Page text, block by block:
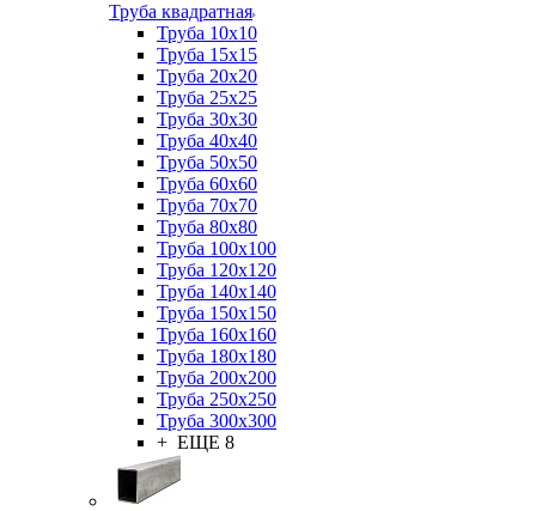
Труба квадратная
Труба 10x10
Труба 15x15
Труба 20x20
Труба 25x25
Труба 30x30
Труба 40x40
Труба 50x50
Труба 60x60
Труба 70x70
Труба 80x80
Труба 100x100
Труба 120x120
Труба 140x140
Труба 150x150
Труба 160x160
Труба 180x180
Труба 200x200
Труба 250x250
Труба 300x300
+ ЕЩЕ 8